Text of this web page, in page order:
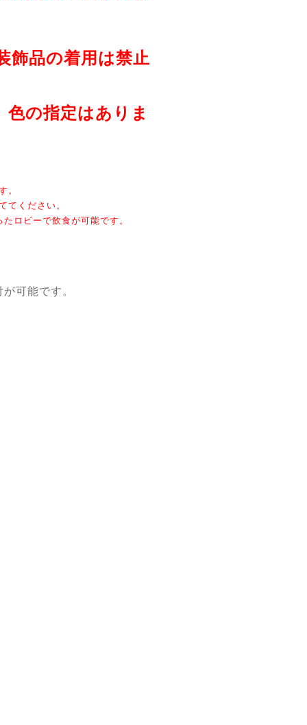
飾品の着用は禁止
の指定はありま
。
てください。
ロビーで飲食が可能です。
可能です。